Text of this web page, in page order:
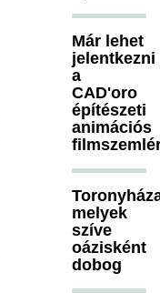
Már lehet
jelentkezni
a
CAD'oro
építészeti
animációs
melyek
szíve
oázisként
dobog